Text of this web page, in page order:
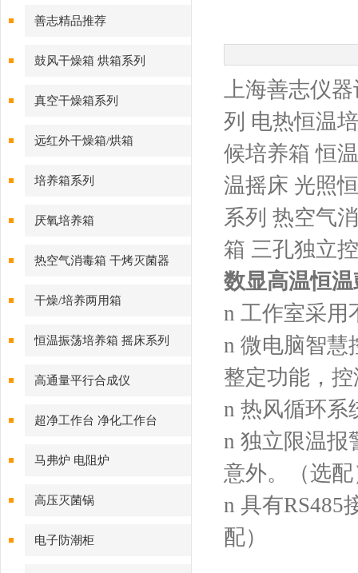
善志精品推荐
鼓风干燥箱 烘箱系列
真空干燥箱系列
远红外干燥箱/烘箱
培养箱系列
厌氧培养箱
热空气消毒箱 干烤灭菌器
干燥/培养两用箱
恒温振荡培养箱 摇床系列
高通量平行合成仪
超净工作台 净化工作台
马弗炉 电阻炉
高压灭菌锅
电子防潮柜
上海善志仪
列 电热恒温
候培养箱 恒
温摇床 光照
系列 热空气
箱 三孔独立
数显高温恒
n 工作室采用
n 微电脑智慧
整定功能，
n 热风循环系
n 独立限温报
意外。（选配
n 具有RS485
配）